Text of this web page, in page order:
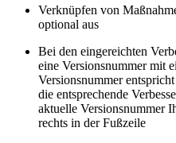
Verknüpfen von
optional aus
Bei den eingereichten
eine Versionsnummer mit
Versionsnummer
die entsprechende
aktuelle Versionsnummer
rechts in der Fußzeile